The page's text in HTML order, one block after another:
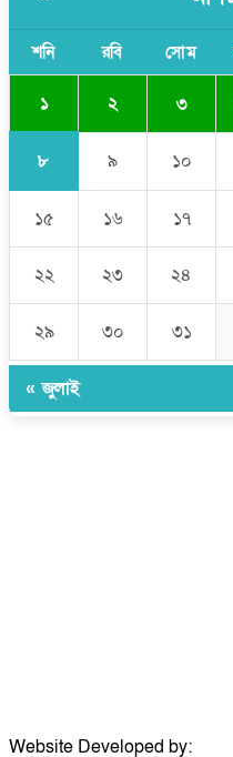
সাকিব আল হাসানের বাড়িতে
শনি রবি সোম
১ ২ ৩
৮ ৯ ১০
১৫ ১৬ ১৭
২২ ২৩ ২৪
২৯ ৩০ ৩১
« জুলাই
Website Developed by: